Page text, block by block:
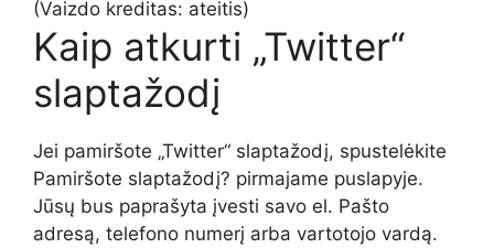
(Vaizdo kreditas: ateitis)
Kaip atkurti „Twitter“
slaptažodį
Jei pamiršote „Twitter“ slaptažodį, spustelėkite
Pamiršote slaptažodį? pirmajame puslapyje.
Jūsų bus paprašyta įvesti savo el. Pašto
adresą, telefono numerį arba vartotojo vardą.